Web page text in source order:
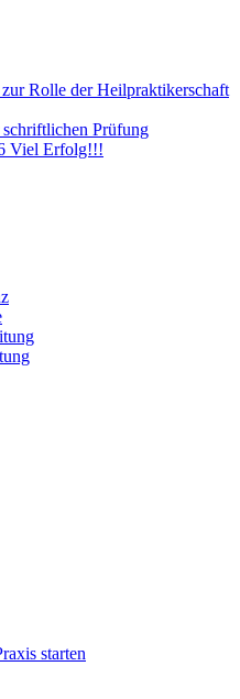
Rolle der Heilpraktikerschaft
Prüfung
Viel Erfolg!!!
starten